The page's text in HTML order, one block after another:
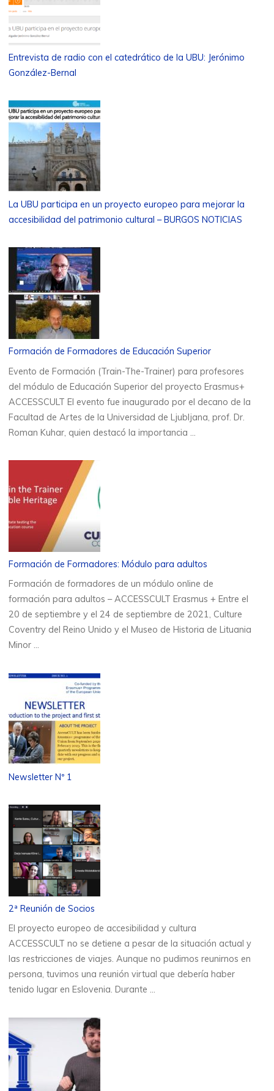
Entrevista de radio con el catedrático de la UBU: Jerónimo
González-Bernal
La UBU participa en un proyecto europeo para mejorar la
accesibilidad del patrimonio cultural – BURGOS NOTICIAS
Formación de Formadores de Educación Superior
Evento de Formación (Train-The-Trainer) para profesores
del módulo de Educación Superior del proyecto Erasmus+
ACCESSCULT El evento fue inaugurado por el decano de la
Facultad de Artes de la Universidad de Ljubljana, prof. Dr.
Roman Kuhar, quien destacó la importancia …
Formación de Formadores: Módulo para adultos
Formación de formadores de un módulo online de
formación para adultos – ACCESSCULT Erasmus + Entre el
20 de septiembre y el 24 de septiembre de 2021, Culture
Coventry del Reino Unido y el Museo de Historia de Lituania
Minor …
Newsletter Nº 1
2ª Reunión de Socios
El proyecto europeo de accesibilidad y cultura
ACCESSCULT no se detiene a pesar de la situación actual y
las restricciones de viajes. Aunque no pudimos reunirnos en
persona, tuvimos una reunión virtual que debería haber
tenido lugar en Eslovenia. Durante …